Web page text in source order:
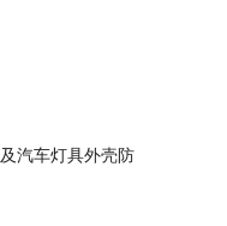
汽车灯具外壳防